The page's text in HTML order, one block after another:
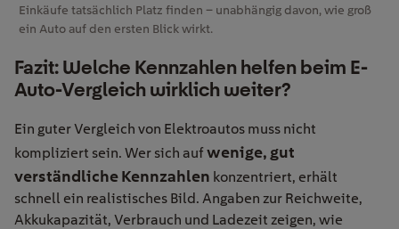
Einkäufe tatsächlich Platz finden – unabhängig davon, wie groß
ein Auto auf den ersten Blick wirkt.
Fazit: Welche Kennzahlen helfen beim E-
Auto-Vergleich wirklich weiter?
Ein guter Vergleich von Elektroautos muss nicht
kompliziert sein. Wer sich aufwenige, gut
verständliche Kennzahlen konzentriert, erhält
schnell ein realistisches Bild. Angaben zur Reichweite,
Akkukapazität, Verbrauch und Ladezeit zeigen, wie